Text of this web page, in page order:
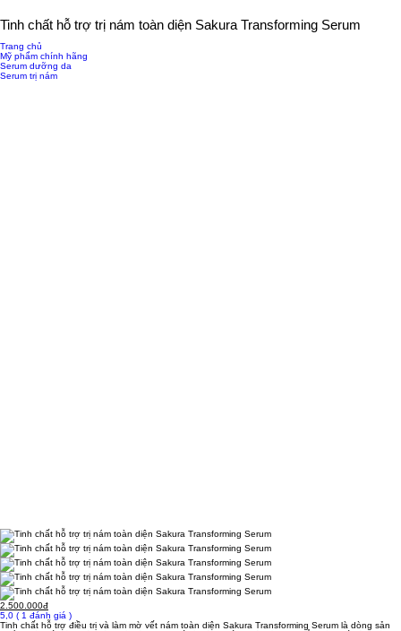
Tinh chất hỗ trợ trị nám toàn diện Sakura Transforming Serum
Trang chủ
Mỹ phẩm chính hãng
Serum dưỡng da
Serum trị nám
2.500.000đ
5,0 ( 1 đánh giá )
Tinh chất hỗ trợ điều trị và làm mờ vết nám toàn diện Sakura Transforming Serum là dòng sản